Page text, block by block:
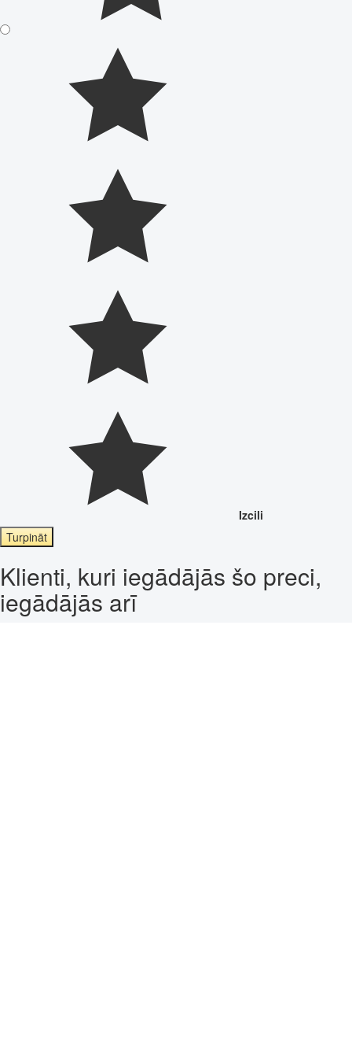
Izcili
Turpināt
Klienti, kuri iegādājās šo preci,
iegādājās arī